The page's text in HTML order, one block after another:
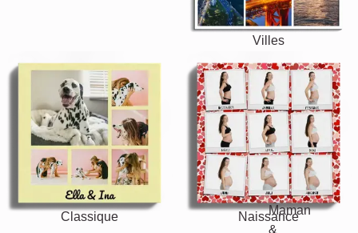
Villes
Classique Naissance